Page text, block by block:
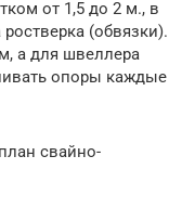
от 1,5 до 2 м., в
(обвязки).
а для швеллера
опоры каждые
свайно-